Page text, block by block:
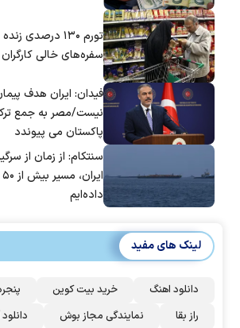
تورم ۱۳۰
سفره‌های خالی کارگران
فیدان: ایران هدف
نیست/مصر به جمع
پاکستان می پیوندد
سنتکام: از زمان از
داده‌ایم
لینک های مفید
دانلود اهنگ خرید بیت کوین
راز بقا
نمایندگی مجاز بوش